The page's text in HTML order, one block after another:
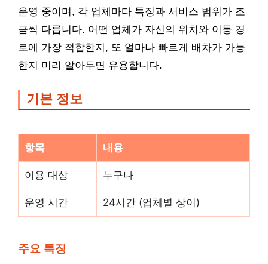
운영 중이며, 각 업체마다 특징과 서비스 범위가 조
금씩 다릅니다. 어떤 업체가 자신의 위치와 이동 경
로에 가장 적합한지, 또 얼마나 빠르게 배차가 가능
한지 미리 알아두면 유용합니다.
기본 정보
항목 내용
이용 대상 누구나
운영 시간 24시간 (업체별 상이)
주요 특징